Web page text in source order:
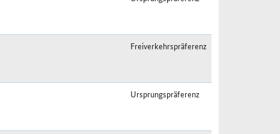
Freiverkehrspräferenz
Ursprungspräferenz